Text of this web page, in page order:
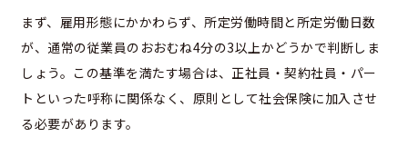
まず、雇用形態にかかわらず、所定労働時間と所定労働日数
が、通常の従業員のおおむね4分の3以上かどうかで判断しま
しょう。この基準を満たす場合は、正社員・契約社員・パー
トといった呼称に関係なく、原則として社会保険に加入させ
る必要があります。